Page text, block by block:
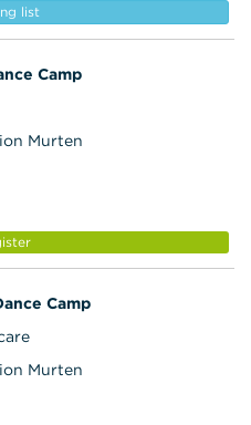
list
Camp
Murten
Camp
Murten